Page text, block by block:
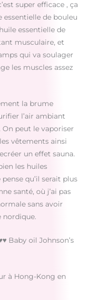
super efficace , ça
essentielle de bouleu
essentielle de
musculaire, et
qui va soulager
les muscles assez
la brume
l’air ambiant
On peut le vaporiser
vêtements ainsi
un effet sauna.
les huiles
qu’il serait plus
santé, où j’ai pas
sans avoir
nordique.
Baby oil Johnson’s
à Hong-Kong en